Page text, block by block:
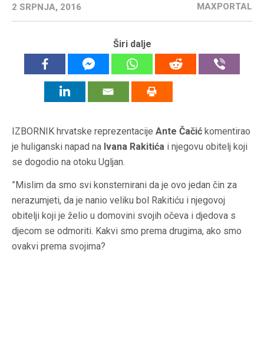
2 SRPNJA, 2016 MAXPORTAL
Širi dalje
IZBORNIK hrvatske reprezentacije Ante Čačić komentirao
je huliganski napad na Ivana Rakitića i njegovu obitelj koji
se dogodio na otoku Ugljan.
”Mislim da smo svi konsternirani da je ovo jedan čin za
nerazumjeti, da je nanio veliku bol Rakitiću i njegovoj
obitelji koji je želio u domovini svojih očeva i djedova s
djecom se odmoriti. Kakvi smo prema drugima, ako smo
ovakvi prema svojima?